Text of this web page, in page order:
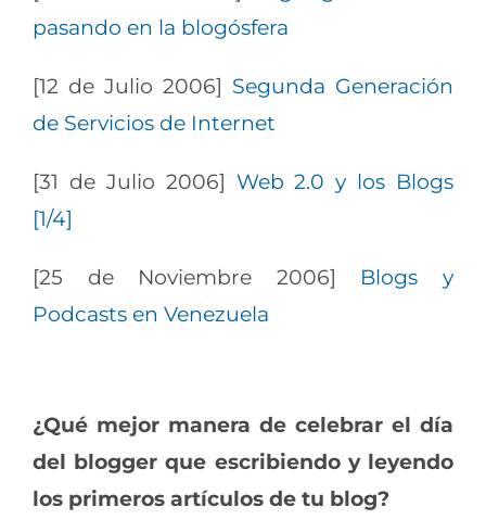
pasando en la blogósfera
[12 de Julio 2006] Segunda Generación
de Servicios de Internet
[31 de Julio 2006] Web 2.0 y los Blogs
[1/4]
[25 de Noviembre 2006] Blogs y
Podcasts en Venezuela
¿Qué mejor manera de celebrar el día
del blogger que escribiendo y leyendo
los primeros artículos de tu blog?